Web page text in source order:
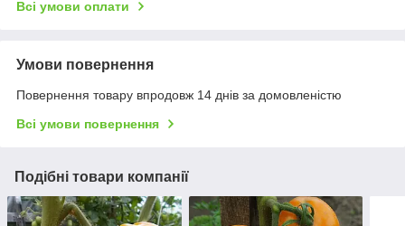
Всі умови оплати
Умови повернення
Повернення товару впродовж 14 днів за домовленістю
Всі умови повернення
Подібні товари компанії